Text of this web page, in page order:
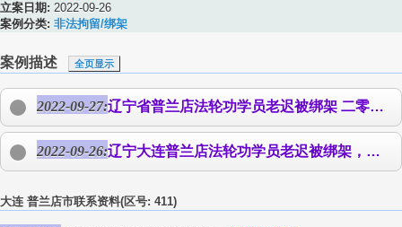
立案日期: 2022-09-26
案例分类: 非法拘留/绑架
案例描述 全页显示
2022-09-27:辽宁省普兰店法轮功学员老迟被绑架 二零二二年九月二十二日，辽宁省普兰店法轮功学员
2022-09-26:辽宁大连普兰店法轮功学员老迟被绑架，详情待查 二零二二年九月二十五日，大连普兰店法轮功学员
大连 普兰店市联系资料(区号: 411)